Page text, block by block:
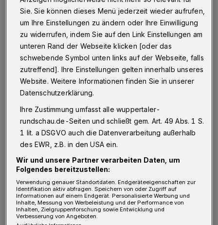
anhand dieses Beispiels darüber diskutiert, ob
es Möglichkeiten und Hindernisse für die
Inbesitznahme des öffentlichen Raums durch
die Bürger gibt.
Die Veranstaltung begann etwas nach 19.30
Uhr, war so interessant, dass sie erst nach
der Veranstalter und des Publikums war kein
offizieller Vertreter des Bezirks Elberfeld oder
des Quartiers Elberfeld Mitte, wo der
Karlsplatz liegt, erschienen. Die einzige
„Prominente“ aus der Stadt war Lore Duwe,
und sie leistete einen Beitrag, indem sie, als
Kontrast zum Karlsplatz, beschrieb, wie es auf
dem in dessen Nähe gelegenen Willy-Brandt-
Sie. Sie können dieses Menü jederzeit wieder aufrufen,
um Ihre Einstellungen zu ändern oder Ihre Einwilligung
zu widerrufen, indem Sie auf den Link Einstellungen am
unteren Rand der Webseite klicken [oder das
schwebende Symbol unten links auf der Webseite, falls
zutreffend]. Ihre Einstellungen gelten innerhalb unseres
Website. Weitere Informationen finden Sie in unserer
Datenschutzerklärung.
Ihre Zustimmung umfasst alle wuppertaler-
rundschau.de-Seiten und schließt gem. Art. 49 Abs. 1 S.
1 lit. a DSGVO auch die Datenverarbeitung außerhalb
des EWR, z.B. in den USA ein.
Wir und unsere Partner verarbeiten Daten, um
Folgendes bereitzustellen:
Verwendung genauer Standortdaten. Endgeräteeigenschaften zur
Identifikation aktiv abfragen. Speichern von oder Zugriff auf
Informationen auf einem Endgerät. Personalisierte Werbung und
Inhalte, Messung von Werbeleistung und der Performance von
Inhalten, Zielgruppenforschung sowie Entwicklung und
Verbesserung von Angeboten.